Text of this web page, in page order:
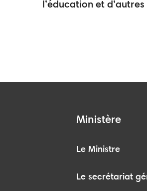
l’éducation et
Ministère
Le Ministre
Le secrétariat